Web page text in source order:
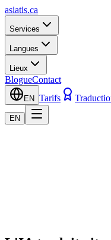
asiatis.ca
Services
Langues
Lieux
BlogueContact
EN Tarifs
EN